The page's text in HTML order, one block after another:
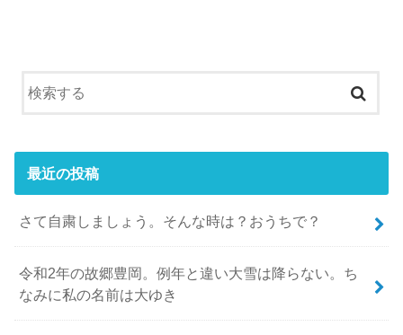
最近の投稿
さて自粛しましょう。そんな時は？おうちで？
令和2年の故郷豊岡。例年と違い大雪は降らない。ち
なみに私の名前は大ゆき